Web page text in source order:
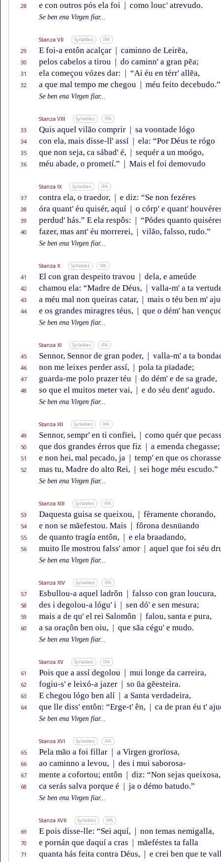
28 e con outros pós ela foi | como louc' atrevudo.
Se ben ena Virgen fïar...
Stanza VII Syllables IPA
29 E foi-a entôn acalçar | caminno de Leirẽa,
30 pelos cabelos a tirou | do caminn' a gran pẽa;
31 ela começou vózes dar: | “Ai éu en térr' allẽa,
32 a que mal tempo me chegou | méu feito decebudo.”
Se ben ena Virgen fïar...
Stanza VIII Syllables IPA
33 Quis aquel vilão comprir | sa voontade lógo
34 con ela, mais disse-ll' assí | ela: “Por Déus te rógo
35 que non seja, ca sábad' é, | sequér a un moógo,
36 méu abade, o prometí.” | Mais el foi demovudo
Stanza IX Syllables IPA
37 contra ela, o traedor, | e diz: “Se non fezéres
38 óra quant' éu quisér, aquí | o córp' e quant'
39 perdud' hás.” E ela respôs: | “Pódes quanto
40 fazer, mas ant' éu morrerei, | vilão, falsso, rudo.”
Se ben ena Virgen fïar...
Stanza X Syllables IPA
41 El con gran despeito travou | dela, e ameúde
42 chamou ela: “Madre de Déus, | valla-m' a ta
43 a méu mal non queiras catar, | mais o téu ben m'
44 e os grandes miragres téus, | que o dém' han
Se ben ena Virgen fïar...
Stanza XI Syllables IPA
45 Sennor, Sennor de gran poder, | valla-m' a ta
46 non me leixes perder assí, | pola ta pïadade;
47 guarda-me polo prazer téu | do dém' e de sa grade,
48 so que el muitos meter vai, | e do séu dent' agudo.
Se ben ena Virgen fïar...
Stanza XII Syllables IPA
49 Sennor, sempr' en ti confïei, | como quér que
50 que dos grandes érros que fiz | a emenda chegasse;
51 e non hei, mal pecado, ja | temp' en que os
52 mas tu, Madre do alto Rei, | sei hoge méu escudo.”
Se ben ena Virgen fïar...
Stanza XIII Syllables IPA
53 Daquesta guisa se queixou, | fèramente chorando,
54 e non se mãefestou. Mais | fôrona desnüando
55 de quanto tragía entôn, | e ela braadando,
56 muito lle mostrou falss' amor | aquel que foi séu
Se ben ena Virgen fïar...
Stanza XIV Syllables IPA
57 Esbullou-a aquel ladrôn | falsso con gran loucura,
58 des i degolou-a lógu' i | sen dó' e sen mesura;
59 mais a de qu' el rei Salomôn | falou, santa e pura,
60 a sa oraçôn ben oiu, | que sãa cégu' e mudo.
Se ben ena Virgen fïar...
Stanza XV Syllables IPA
61 Pois que a assí degolou | mui longe da carreira,
62 fogiu-s' e leixó-a jazer | so ũa gẽesteira.
63 E chegou lógo ben alí | a Santa verdadeira,
64 que lle diss' entôn: “Erge-t' ên, | ca de pran éu t'
Se ben ena Virgen fïar...
Stanza XVI Syllables IPA
65 Pela mão a foi fillar | a Virgen grorïosa,
66 ao caminno a levou, | des i mui saborosa-
67 mente a cofortou; entôn | diz: “Non sejas queixosa,
68 ca serás salva porque é | ja o démo batudo.”
Se ben ena Virgen fïar...
Stanza XVII Syllables IPA
69 E pois disse-lle: “Sei aquí, | non temas nemigalla,
70 e pornán que daquí a cras | mãeféstes ta falla
71 quanta hás feita contra Déus, | e crei ben que te